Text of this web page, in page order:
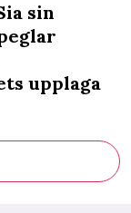
sin
upplaga